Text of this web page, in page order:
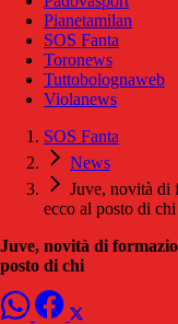
Pianetamilan
SOS Fanta
Toronews
Tuttobolognaweb
Violanews
SOS Fanta
News
Juve, novità di
ecco al posto di chi
Juve, novità di
posto di chi